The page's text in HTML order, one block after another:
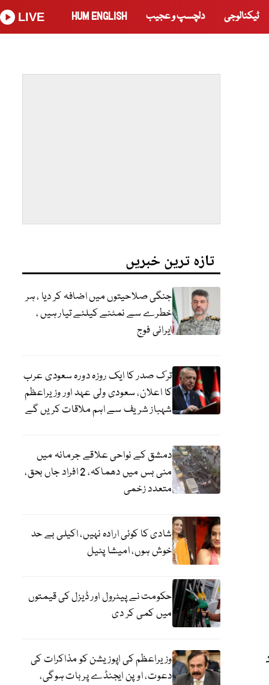
ٹیکنالوجی دلچسپ و عجیب HUM ENGLISH
LIVE
تازہ ترین خبریں
جنگی صلاحیتوں میں اضافہ کر دیا ، ہر
خطرے سے نمٹنے کیلئے تیار ہیں ،
ایرانی فوج
ترک صدر کا ایک روزہ دورہ سعودی عرب
کا اعلان، سعودی ولی عہد اور وزیراعظم
شہباز شریف سے اہم ملاقات کریں گے
دمشق کے نواحی علاقے جرمانہ میں
منی بس میں دھماکہ، 2 افراد جاں بحق،
متعدد زخمی
شادی کا کوئی ارادہ نہیں، اکیلی بے حد
خوش ہوں، امیشا پٹیل
حکومت نے پیٹرول اور ڈیزل کی قیمتوں
میں کمی کر دی
وزیراعظم کی اپوزیشن کو مذاکرات کی
دعوت، اوپن ایجنڈے پر بات ہوگی،